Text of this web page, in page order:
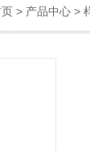
> 产品中心 >